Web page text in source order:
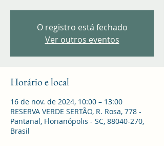
O registro está fechado
Ver outros eventos
Horário e local
16 de nov. de 2024, 10:00 – 13:00
RESERVA VERDE SERTÃO, R. Rosa, 778 -
Pantanal, Florianópolis - SC, 88040-270,
Brasil